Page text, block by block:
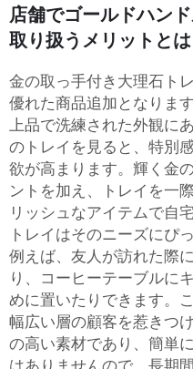
店舗でゴールドハン
取り扱うメリットとは
金の取っ手付き大理石ト
優れた商品追加となりま
上品で洗練された外観に
のトレイを見ると、特別
欲が高まります。輝く金
ントを加え、トレイを一
リッシュなアイテムで自
トレイはそのニーズにぴ
例えば、友人が訪れた際
り、コーヒーテーブルに
めに置いたりできます。
幅広い層の顧客を惹きつ
の高い素材であり、簡単